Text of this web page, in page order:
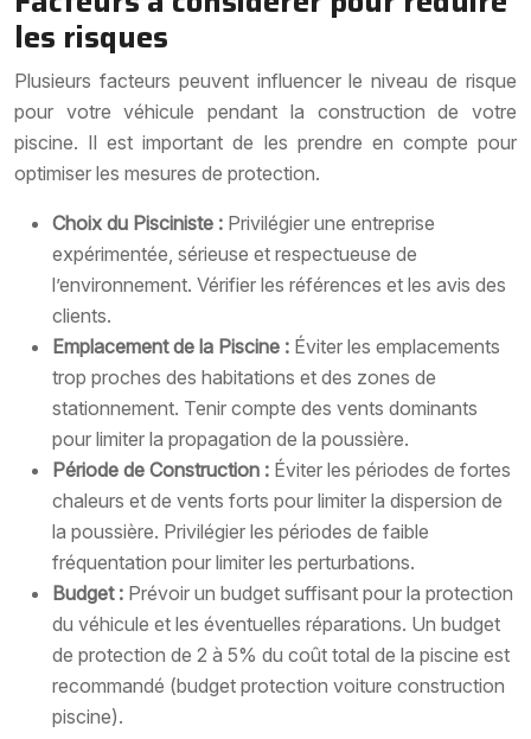
les risques
Plusieurs facteurs peuvent influencer le niveau de risque
pour votre véhicule pendant la construction de votre
piscine. Il est important de les prendre en compte pour
optimiser les mesures de protection.
Choix du Pisciniste : Privilégier une entreprise
expérimentée, sérieuse et respectueuse de
l’environnement. Vérifier les références et les avis des
clients.
Emplacement de la Piscine : Éviter les emplacements
trop proches des habitations et des zones de
stationnement. Tenir compte des vents dominants
pour limiter la propagation de la poussière.
Période de Construction : Éviter les périodes de fortes
chaleurs et de vents forts pour limiter la dispersion de
la poussière. Privilégier les périodes de faible
fréquentation pour limiter les perturbations.
Budget : Prévoir un budget suffisant pour la protection
du véhicule et les éventuelles réparations. Un budget
de protection de 2 à 5% du coût total de la piscine est
recommandé (budget protection voiture construction
piscine).